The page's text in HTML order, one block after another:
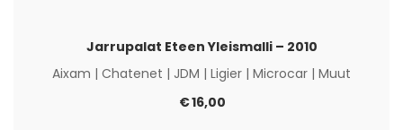
Jarrupalat Eteen Yleismalli – 2010
Aixam | Chatenet | JDM | Ligier | Microcar | Muut
€16,00